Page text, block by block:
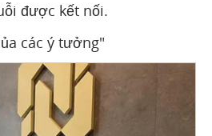
được kết nối.
các ý tưởng"